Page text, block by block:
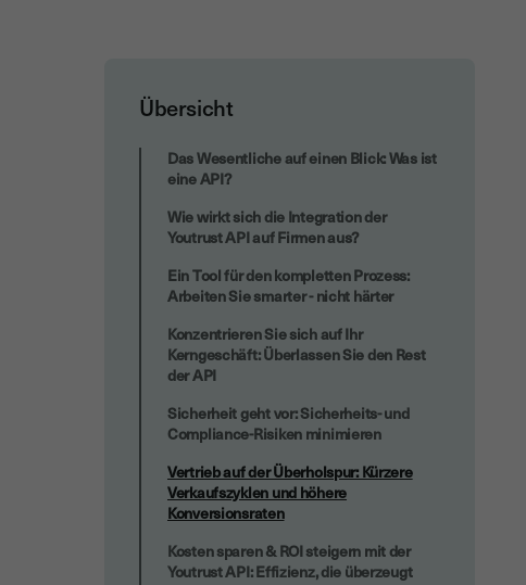
Übersicht
Vertrieb auf der Überholspur: Kürzere
Verkaufszyklen und höhere
Das Wesentliche auf einen Blick: Was ist
eine API?
Wie wirkt sich die Integration der
Youtrust API auf Firmen aus?
Ein Tool für den kompletten Prozess:
Arbeiten Sie smarter - nicht härter
Konzentrieren Sie sich auf Ihr
Kerngeschäft: Überlassen Sie den Rest
der API
Sicherheit geht vor: Sicherheits- und
Compliance-Risiken minimieren
Vertrieb auf der Überholspur: Kürzere
Verkaufszyklen und höhere
Konversionsraten
Kosten sparen & ROI steigern mit der
Youtrust API: Effizienz, die überzeugt